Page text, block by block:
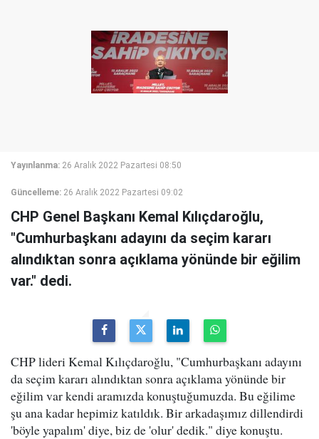
Yayınlanma: 26 Aralık 2022 Pazartesi 08:50
Güncelleme: 26 Aralık 2022 Pazartesi 09:02
CHP Genel Başkanı Kemal Kılıçdaroğlu,
"Cumhurbaşkanı adayını da seçim kararı
alındıktan sonra açıklama yönünde bir eğilim
var." dedi.
CHP lideri Kemal Kılıçdaroğlu, "Cumhurbaşkanı adayını
da seçim kararı alındıktan sonra açıklama yönünde bir
eğilim var kendi aramızda konuştuğumuzda. Bu eğilime
şu ana kadar hepimiz katıldık. Bir arkadaşımız dillendirdi
'böyle yapalım' diye, biz de 'olur' dedik." diye konuştu.